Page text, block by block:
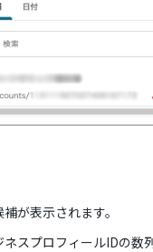
が表示されます。
ネスプロフィールIDの